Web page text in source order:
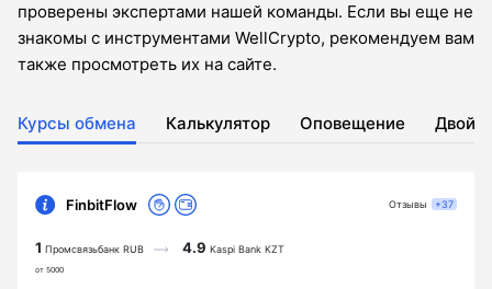
проверены экспертами нашей команды. Если вы еще не
знакомы с инструментами WellCrypto, рекомендуем вам
также просмотреть их на сайте.
Курсы обмена Калькулятор Оповещение
FinbitFlow
1 Промсвязьбанк RUB
от 5000
4.9 Kaspi Bank KZT
Отзывы +37